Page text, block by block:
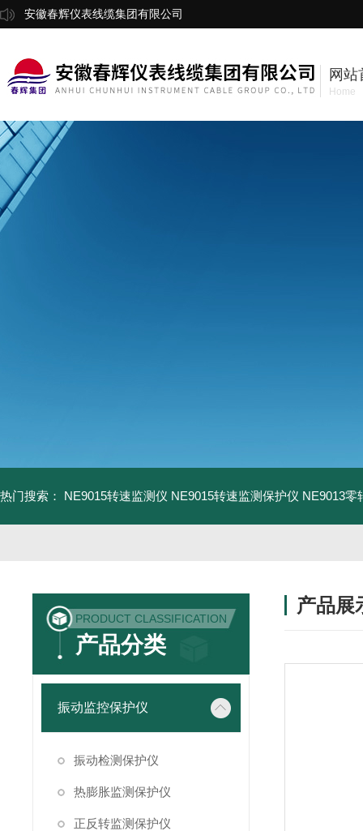
安徽春辉仪表线缆集团有限公司
网站
Home
热门搜索： NE9015转速监测仪 NE9015转速监测保护仪 NE9013零
PRODUCT CLASSIFICATION
产品分类
振动监控保护仪
振动检测保护仪
热膨胀监测保护仪
正反转监测保护仪
产品展